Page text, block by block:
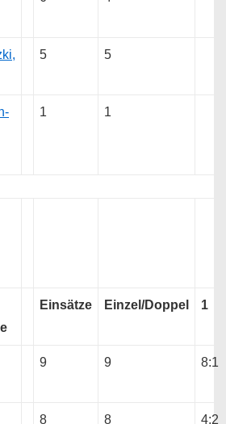
5 5
1 1
Einsätze Einzel/Doppel 1
9 9 8:1
8 8 4:2